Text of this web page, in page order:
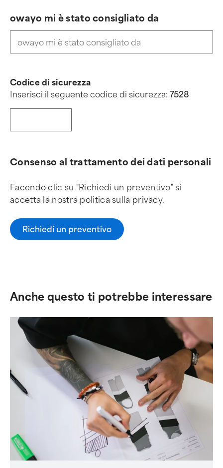
owayo mi è stato consigliato da
Codice di sicurezza
Inserisci il seguente codice di sicurezza: 7528
Consenso al trattamento dei dati personali
Facendo clic su "Richiedi un preventivo" si
accetta la nostra politica sulla privacy.
Richiedi un preventivo
Anche questo ti potrebbe interessare